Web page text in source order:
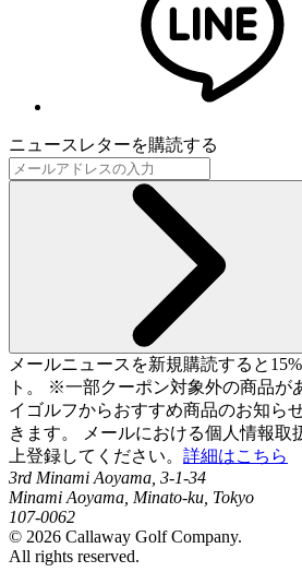
ニュースレターを購読する
メールニュースを新規購読すると
ト。 ※一部クーポン対象外の商品が
イゴルフからおすすめ商品のお知ら
きます。 メールにおける個人情報取
上登録してください。 詳細はこちら
3rd Minami Aoyama, 3-1-34
Minami Aoyama, Minato-ku, Tokyo
107-0062
© 2026 Callaway Golf Company.
All rights reserved.